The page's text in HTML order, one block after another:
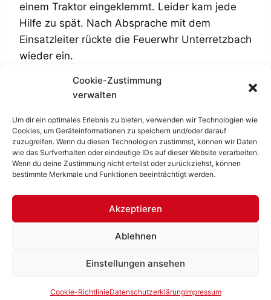
Cookie-Zustimmung
verwalten
Um dir ein optimales Erlebnis zu bieten, verwenden wir Technologien wie
Cookies, um Geräteinformationen zu speichern und/oder darauf
zuzugreifen. Wenn du diesen Technologien zustimmst, können wir Daten
wie das Surfverhalten oder eindeutige IDs auf dieser Website verarbeiten.
Wenn du deine Zustimmung nicht erteilst oder zurückziehst, können
bestimmte Merkmale und Funktionen beeinträchtigt werden.
Akzeptieren
Ablehnen
Einstellungen ansehen
Cookie-RichtlinieDatenschutzerklärungImpressum
einem Traktor eingeklemmt. Leider kam jede
Hilfe zu spät. Nach Absprache mit dem
Einsatzleiter rückte die Feuerwhr Unterretzbach
wieder ein.
Impressum|Datenschutzerklärung|Cookie-
Richtlinie|Kontakt
© 2026 Freiwillige Feuerwehr Unterretzbach